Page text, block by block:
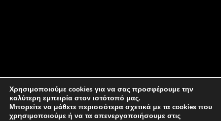
Χρησιμοποιούμε cookies για να σας προσφέρουμε την
καλύτερη εμπειρία στον ιστότοπό μας.
Μπορείτε να μάθετε περισσότερα σχετικά με τα cookies που
χρησιμοποιούμε ή να τα απενεργοποιήσουμε στις